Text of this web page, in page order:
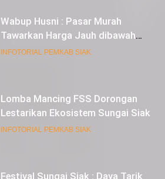
Wabup Husni : Pasar Murah
Tawarkan Harga Jauh dibawah
Pasar Tradisional
INFOTORIAL PEMKAB SIAK
Lomba Mancing FSS Dorongan
Lestarikan Ekosistem Sungai Siak
INFOTORIAL PEMKAB SIAK
Festival Sungai Siak : Daya Tarik